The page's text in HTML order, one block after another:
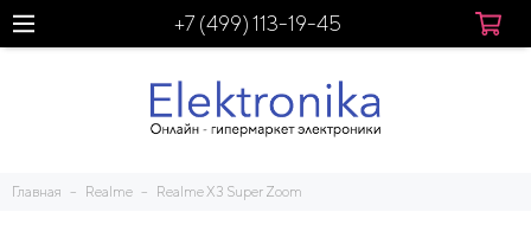
+7 (499) 113-19-45
Главная Realme Realme X3 Super Zoom